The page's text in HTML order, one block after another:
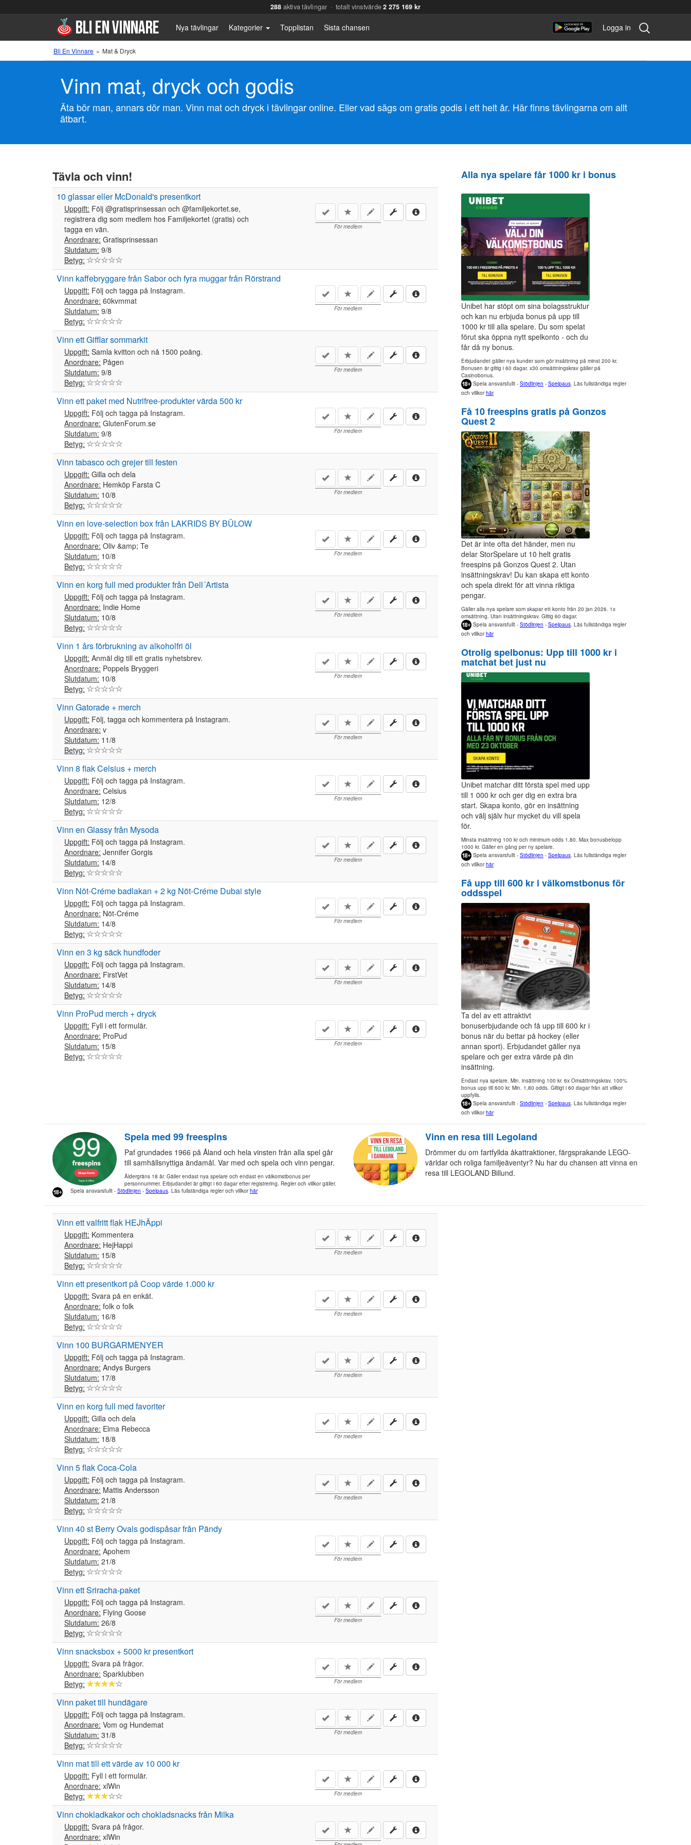
288 aktiva tävlingar · totalt vinstvärde2 275 169 kr
Nya tävlingar Kategorier Topplistan Sista chansen Logga in
Sök
tävling:
Bli En Vinnare » Mat & Dryck
Vinn mat, dryck och godis
Äta bör man, annars dör man. Vinn mat och dryck i tävlingar online. Eller vad sägs om gratis godis i ett helt år. Här finns tävlingarna om allt
ätbart.
Tävla och vinn!
10 glassar eller McDonald's presentkort
Uppgift: Följ @gratisprinsessan och @familjekortet.se,
registrera dig som medlem hos Familjekortet (gratis) och
tagga en vän.
Anordnare: Gratisprinsessan
Slutdatum: 9/8
Betyg:
För medlem
Vinn kaffebryggare från Sabor och fyra muggar från Rörstrand
Uppgift: Följ och tagga på Instagram.
Anordnare: 60kvmmat
Slutdatum: 9/8
Betyg:
För medlem
Vinn ett Gifflar sommarkit
Uppgift: Samla kvitton och nå 1500 poäng.
Anordnare: Pågen
Slutdatum: 9/8
Betyg:
För medlem
Vinn ett paket med Nutrifree-produkter värda 500 kr
Uppgift: Följ och tagga på Instagram.
Anordnare: GlutenForum.se
Slutdatum: 9/8
Betyg:
För medlem
Vinn tabasco och grejer till festen
Uppgift: Gilla och dela
Anordnare: Hemköp Farsta C
Slutdatum: 10/8
Betyg:
För medlem
Vinn en love-selection box från LAKRIDS BY BÜLOW
Uppgift: Följ och tagga på Instagram.
Anordnare: Oliv &amp; Te
Slutdatum: 10/8
Betyg:
För medlem
Vinn en korg full med produkter från Dell´Artista
Uppgift: Följ och tagga på Instagram.
Anordnare: Indie Home
Slutdatum: 10/8
Betyg:
För medlem
Vinn 1 års förbrukning av alkoholfri öl
Uppgift: Anmäl dig till ett gratis nyhetsbrev.
Anordnare: Poppels Bryggeri
Slutdatum: 10/8
Betyg:
För medlem
Vinn Gatorade + merch
Uppgift: Följ, tagga och kommentera på Instagram.
Anordnare: v
Slutdatum: 11/8
Betyg:
För medlem
Vinn 8 flak Celsius + merch
Uppgift: Följ och tagga på Instagram.
Anordnare: Celsius
Slutdatum: 12/8
Betyg:
För medlem
Vinn en Glassy från Mysoda
Uppgift: Följ och tagga på Instagram.
Anordnare: Jennifer Gorgis
Slutdatum: 14/8
Betyg:
För medlem
Vinn Nöt-Créme badlakan + 2 kg Nöt-Créme Dubai style
Uppgift: Följ och tagga på Instagram.
Anordnare: Nöt-Créme
Slutdatum: 14/8
Betyg:
För medlem
Vinn en 3 kg säck hundfoder
Uppgift: Följ och tagga på Instagram.
Anordnare: FirstVet
Slutdatum: 14/8
Betyg:
För medlem
Vinn ProPud merch + dryck
Uppgift: Fyll i ett formulär.
Anordnare: ProPud
Slutdatum: 15/8
Betyg:
För medlem
Alla nya spelare får 1000 kr i bonus
Unibet har stöpt om sina bolagsstruktur
och kan nu erbjuda bonus på upp till
1000 kr till alla spelare. Du som spelat
förut ska öppna nytt spelkonto - och du
får då ny bonus.
Erbjudandet gäller nya kunder som gör insättning på minst 200 kr.
Bonusen är giltig i 60 dagar. x30 omsättningskrav gäller på
Casinobonus.
Spela ansvarsfullt - Stödlinjen - Spelpaus . Läs fullständiga regler
och villkorhär
Få 10 freespins gratis på Gonzos
Quest 2
Det är inte ofta det händer, men nu
delar StorSpelare ut 10 helt gratis
freespins på Gonzos Quest 2. Utan
insättningskrav! Du kan skapa ett konto
och spela direkt för att vinna riktiga
pengar.
Gäller alla nya spelare som skapar ett konto från 20 jan 2026. 1x
omsättning. Utan insättningskrav. Giltig 60 dagar.
Spela ansvarsfullt - Stödlinjen - Spelpaus . Läs fullständiga regler
och villkorhär
Otrolig spelbonus: Upp till 1000 kr i
matchat bet just nu
Unibet matchar ditt första spel med upp
till 1 000 kr och ger dig en extra bra
start. Skapa konto, gör en insättning
och välj själv hur mycket du vill spela
för.
Minsta insättning 100 kr och minimum odds 1.80. Max bonusbelopp
1000 kr. Gäller en gång per ny spelare.
Spela ansvarsfullt - Stödlinjen - Spelpaus . Läs fullständiga regler
och villkorhär
Få upp till 600 kr i välkomstbonus för
oddsspel
Ta del av ett attraktivt
bonuserbjudande och få upp till 600 kr i
bonus när du bettar på hockey (eller
annan sport). Erbjudandet gäller nya
spelare och ger extra värde på din
insättning.
Endast nya spelare. Min. insättning 100 kr. 6x Omsättningskrav. 100%
bonus upp till 600 kr. Min. 1,80 odds. Giltigt i 60 dagar från att villkor
uppfylls.
Spela ansvarsfullt - Stödlinjen - Spelpaus . Läs fullständiga regler
och villkorhär
Spela med 99 freespins
Paf grundades 1966 på Åland och hela vinsten från alla spel går
till samhällsnyttiga ändamål. Var med och spela och vinn pengar.
Åldergräns 18 år. Gäller endast nya spelare och endast en välkomstbonus per
personnummer. Erbjudandet är giltigt i 60 dagar efter registrering. Regler och villkor gäller.
Spela ansvarsfullt - Stödlinjen - Spelpaus. Läs fullständiga regler och villkorhär
Vinn en resa till Legoland
Drömmer du om fartfyllda åkattraktioner, färgsprakande LEGO-
världar och roliga familjeäventyr? Nu har du chansen att vinna en
resa till LEGOLAND Billund.
Vinn ett valfritt flak HEJhÄppi
Uppgift: Kommentera
Anordnare: HejHappi
Slutdatum: 15/8
Betyg:
För medlem
Vinn ett presentkort på Coop värde 1.000 kr
Uppgift: Svara på en enkät.
Anordnare: folk o folk
Slutdatum: 16/8
Betyg:
För medlem
Vinn 100 BURGARMENYER
Uppgift: Följ och tagga på Instagram.
Anordnare: Andys Burgers
Slutdatum: 17/8
Betyg:
För medlem
Vinn en korg full med favoriter
Uppgift: Gilla och dela
Anordnare: Elma Rebecca
Slutdatum: 18/8
Betyg:
För medlem
Vinn 5 flak Coca-Cola
Uppgift: Följ och tagga på Instagram.
Anordnare: Mattis Andersson
Slutdatum: 21/8
Betyg:
För medlem
Vinn 40 st Berry Ovals godispåsar från Pändy
Uppgift: Följ och tagga på Instagram.
Anordnare: Apohem
Slutdatum: 21/8
Betyg:
För medlem
Vinn ett Sriracha-paket
Uppgift: Följ och tagga på Instagram.
Anordnare: Flying Goose
Slutdatum: 26/8
Betyg:
För medlem
Vinn snacksbox + 5000 kr presentkort
Uppgift: Svara på frågor.
Anordnare: Sparklubben
Betyg:
För medlem
Vinn paket till hundägare
Uppgift: Följ och tagga på Instagram.
Anordnare: Vom og Hundemat
Slutdatum: 31/8
Betyg:
För medlem
Vinn mat till ett värde av 10 000 kr
Uppgift: Fyll i ett formulär.
Anordnare: xlWin
Betyg:
För medlem
Vinn chokladkakor och chokladsnacks från Milka
Uppgift: Svara på frågor.
Anordnare: xlWin